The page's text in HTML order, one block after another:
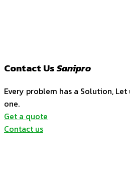
Contact UsSanipro
Every problem has a Solution,
one.
Get a quote
Contact us